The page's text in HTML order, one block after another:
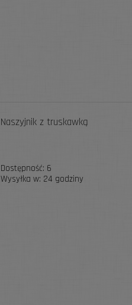
Naszyjnik z truskawką
Dostępność: 6
Wysyłka w: 24 godziny